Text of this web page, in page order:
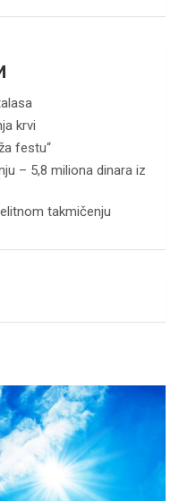
krvi
festu“
– 5,8 miliona dinara iz
takmičenju